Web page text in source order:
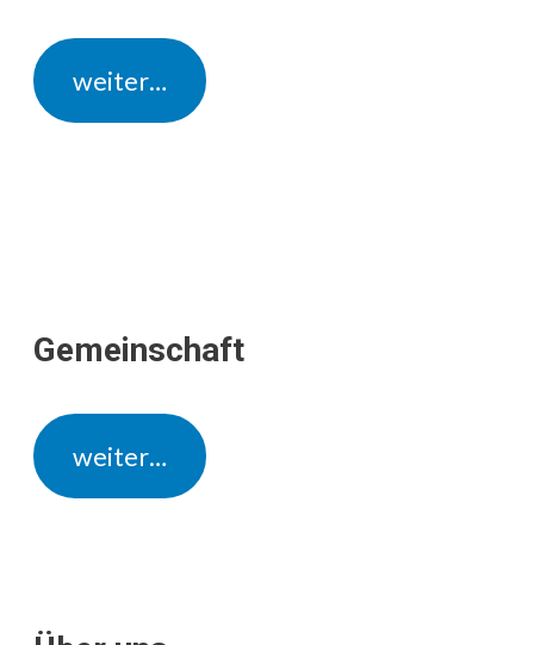
weiter…
Gemeinschaft
weiter…